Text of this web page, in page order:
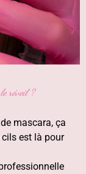
réveil ?
mascara, ça
est là pour